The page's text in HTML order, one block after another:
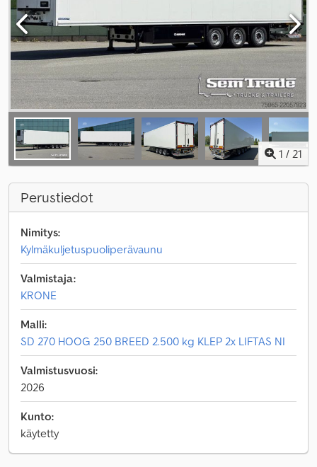
1 / 21
Perustiedot
Nimitys:
Kylmäkuljetuspuoliperävaunu
Valmistaja:
KRONE
Malli:
SD 270 HOOG 250 BREED 2.500 kg KLEP 2x LIFTAS NI
Valmistusvuosi:
2026
Kunto:
käytetty